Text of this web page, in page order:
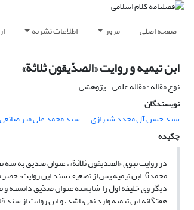
صفحه اصلی مرور اطلاعات نشریه
ابن تیمیه و روایت «الصدّیقون ثلاثة»
نوع مقاله : مقاله علمی - پژوهشی
نویسندگان
سید حسن آل مجدد شیرازی
سید محمد علی میر صانعی
چکیده
محمد6. ابن تیمیه پس از تضعیف سند این
دیگر وی خلیفه اول را شایسته عنوان صدّیق دانسته
هفتگانه ابن تیمیه وارد نمی‌باشد، و این روایت از